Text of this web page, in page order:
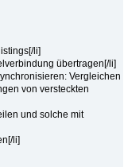
li]
übertragen[/li]
Vergleichen
von versteckten
und solche mit
li]